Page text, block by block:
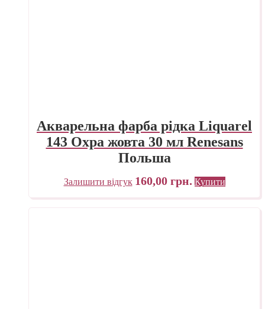
Акварельна фарба рідка Liquarel
143 Охра жовта 30 мл Renesans
Польша
Залишити відгук 160,00 грн. Купити